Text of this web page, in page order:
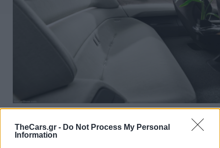
TheCars.gr - Do Not Process My Personal
Information
Έλεγχος λειτουργιών διαισθητικά και με